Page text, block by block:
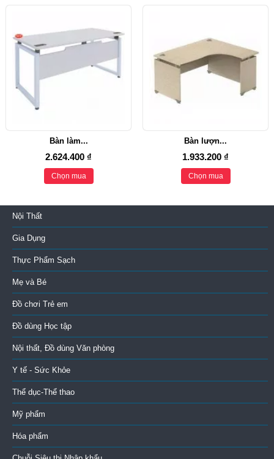
Bàn làm...
2.624.400 ₫
Chọn mua
Bàn lượn...
1.933.200 ₫
Chọn mua
Nội Thất
Gia Dụng
Thực Phẩm Sạch
Mẹ và Bé
Đồ chơi Trẻ em
Đồ dùng Học tập
Nội thất, Đồ dùng Văn phòng
Y tế - Sức Khỏe
Thể dục-Thể thao
Mỹ phẩm
Hóa phẩm